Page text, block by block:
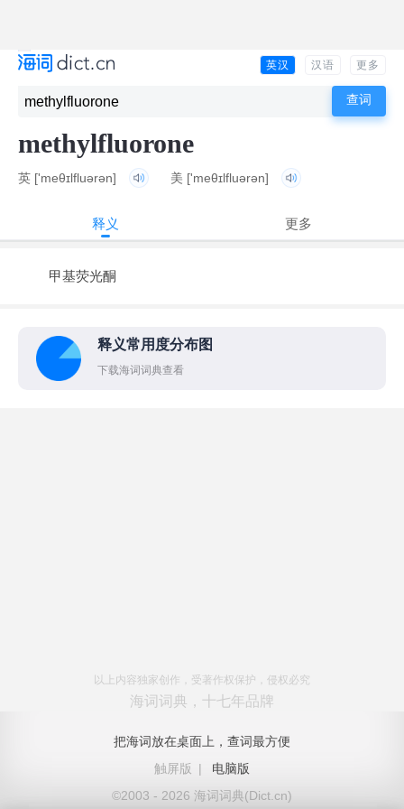
英汉 汉语 更多
methylfluorone
英 ['meθɪlfluərən] 美 ['meθɪlfluərən]
释义 更多
甲基荧光酮
释义常用度分布图
下载海词词典查看
以上内容独家创作，受著作权保护，侵权必究
海词词典，十七年品牌
把海词放在桌面上，查词最方便
触屏版
|
电脑版
©2003 - 2026 海词词典(Dict.cn)